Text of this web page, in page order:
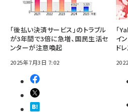
「後払い決済サービス」のトラブル
が3年間で3倍に急増、国民生活セ
ンターが注意喚起
2025年7月3日 7:02
「
イ
ド